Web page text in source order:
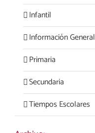
Infantil
Información General
Primaria
Secundaria
Tiempos Escolares